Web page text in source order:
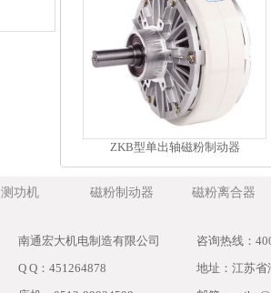
ZKB型单出轴磁粉制动器
测功机 磁粉制动器 磁粉离合器
南通宏大机电制造有限公司
Q Q：451264878
咨询热线：
地址：江苏省